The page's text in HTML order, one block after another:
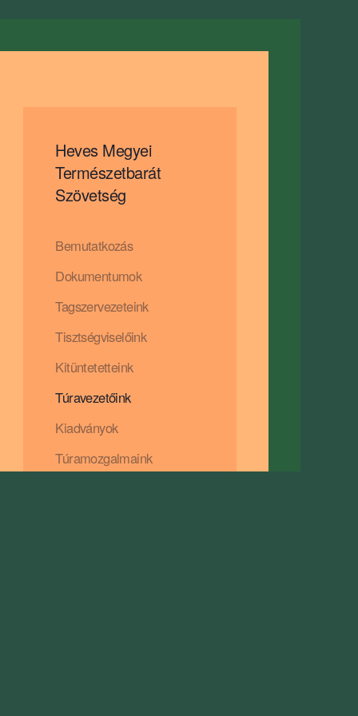
Heves Megyei
Természetbarát
Szövetség
Bemutatkozás
Dokumentumok
Tagszervezeteink
Tisztségviselőink
Kitüntetetteink
Túravezetőink
Kiadványok
Túramozgalmaink